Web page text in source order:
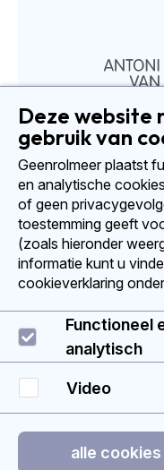
Social media
© 2026 -
Disclaimer
Deze website
gebruik van
Geenrolmeer plaatst
en analytische
of geen
toestemming geeft
(zoals hieronder
informatie kunt u
cookieverklaring
Functioneel
analytisch
Video
alle